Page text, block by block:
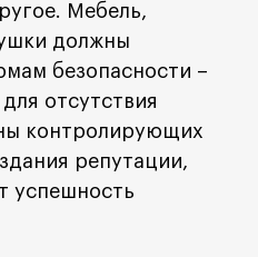
Мебель,
должны
безопасности –
отсутствия
контролирующих
репутации,
успешность